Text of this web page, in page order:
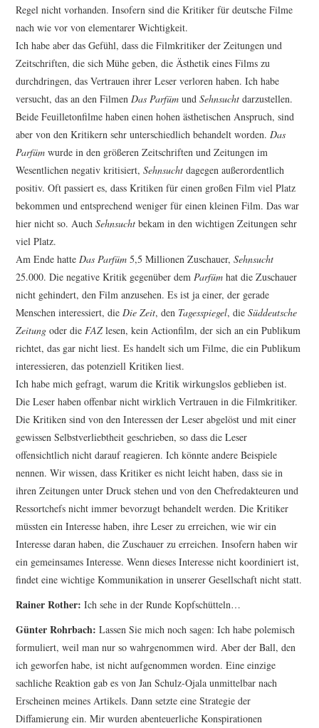
Regel nicht vorhanden. Insofern sind die Kritiker für deutsche Filme
nach wie vor von elementarer Wichtigkeit.
Ich habe aber das Gefühl, dass die Filmkritiker der Zeitungen und
Zeitschriften, die sich Mühe geben, die Ästhetik eines Films zu
durchdringen, das Vertrauen ihrer Leser verloren haben. Ich habe
versucht, das an den FilmenDas Parfüm undSehnsucht darzustellen.
Beide Feuilletonfilme haben einen hohen ästhetischen Anspruch, sind
aber von den Kritikern sehr unterschiedlich behandelt worden.Das
Parfüm wurde in den größeren Zeitschriften und Zeitungen im
Wesentlichen negativ kritisiert,Sehnsucht dagegen außerordentlich
positiv. Oft passiert es, dass Kritiken für einen großen Film viel Platz
bekommen und entsprechend weniger für einen kleinen Film. Das war
hier nicht so. AuchSehnsucht bekam in den wichtigen Zeitungen sehr
viel Platz.
Am Ende hatteDas Parfüm 5,5 Millionen Zuschauer,Sehnsucht
25.000. Die negative Kritik gegenüber demParfüm hat die Zuschauer
nicht gehindert, den Film anzusehen. Es ist ja einer, der gerade
Menschen interessiert, dieDie Zeit, den Tagesspiegel, dieSüddeutsche
Zeitung oder dieFAZlesen, kein Actionfilm, der sich an ein Publikum
richtet, das gar nicht liest. Es handelt sich um Filme, die ein Publikum
interessieren, das potenziell Kritiken liest.
Ich habe mich gefragt, warum die Kritik wirkungslos geblieben ist.
Die Leser haben offenbar nicht wirklich Vertrauen in die Filmkritiker.
Die Kritiken sind von den Interessen der Leser abgelöst und mit einer
gewissen Selbstverliebt­heit geschrieben, so dass die Leser
offensichtlich nicht darauf reagieren. Ich könnte andere Beispiele
nennen. Wir wissen, dass Kritiker es nicht leicht haben, dass sie in
ihren Zeitungen unter Druck stehen und von den Chefredakteuren und
Ressortchefs nicht immer bevorzugt behandelt werden. Die Kritiker
müssten ein Interesse haben, ihre Leser zu erreichen, wie wir ein
Interesse daran haben, die Zuschauer zu erreichen. Insofern haben wir
ein gemeinsames Interesse. Wenn dieses Interesse nicht koordiniert ist,
findet eine wichtige Kommunikation in unserer Gesellschaft nicht statt.
Rainer Rother: Ich sehe in der Runde Kopfschütteln…
Günter Rohrbach: Lassen Sie mich noch sagen: Ich habe polemisch
formuliert, weil man nur so wahr­genommen wird. Aber der Ball, den
ich geworfen habe, ist nicht aufgenommen worden. Eine einzige
sachliche Reaktion gab es von Jan Schulz-Ojala unmittelbar nach
Erscheinen meines Artikels. Dann setzte eine Strategie der
Diffamierung ein. Mir wurden abenteuerliche Konspirationen